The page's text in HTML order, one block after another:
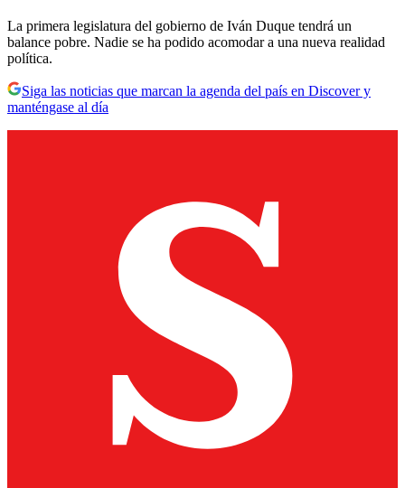
La primera legislatura del gobierno de Iván Duque tendrá un
balance pobre. Nadie se ha podido acomodar a una nueva realidad
política.
Siga las noticias que marcan la agenda del país en Discover y
manténgase al día